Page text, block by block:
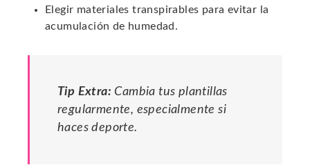
Elegir materiales transpirables para evitar la
acumulación de humedad.
Tip Extra: Cambia tus plantillas
regularmente, especialmente si
haces deporte.